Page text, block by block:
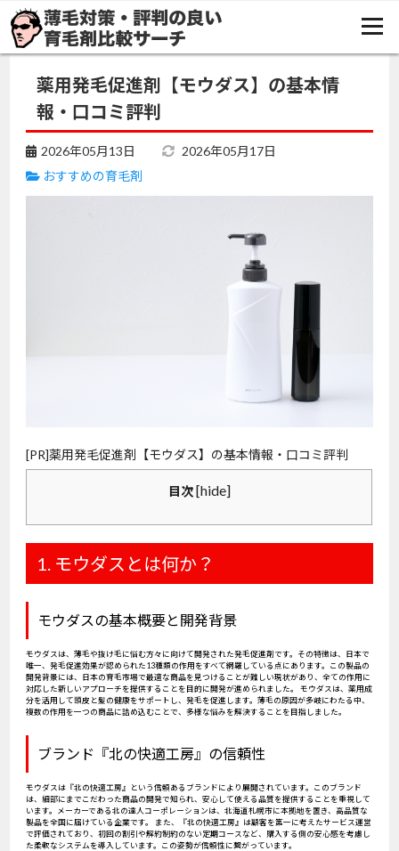
TOP
おすすめの育毛剤
薬用発毛促進剤【モウダス】の基本情報・口コミ評判
薬用発毛促進剤【モウダス】の基本情
報・口コミ評判
2026年05月13日
2026年05月17日
おすすめの育毛剤
[PR]薬用発毛促進剤【モウダス】の基本情報・口コミ評判
目次[hide]
1. モウダスとは何か？
モウダスの基本概要と開発背景
モウダスは、薄毛や抜け毛に悩む方々に向けて開発された発毛促進剤です。その特徴は、日本で
唯一、発毛促進効果が認められた13種類の作用をすべて網羅している点にあります。この製品の
開発背景には、日本の育毛市場で最適な商品を見つけることが難しい現状があり、全ての作用に
対応した新しいアプローチを提供することを目的に開発が進められました。 モウダスは、薬用成
分を活用して頭皮と髪の健康をサポートし、発毛を促進します。薄毛の原因が多岐にわたる中、
複数の作用を一つの商品に詰め込むことで、多様な悩みを解決することを目指しました。
ブランド『北の快適工房』の信頼性
モウダスは『北の快適工房』という信頼あるブランドにより展開されています。このブランド
は、細部にまでこだわった商品の開発で知られ、安心して使える品質を提供することを重視して
います。メーカーである北の達人コーポレーションは、北海道札幌市に本拠地を置き、高品質な
製品を全国に届けている企業です。 また、『北の快適工房』は顧客を第一に考えたサービス運営
で評価されており、初回の割引や解約制約のない定期コースなど、購入する側の安心感を考慮し
た柔軟なシステムを導入しています。この姿勢が信頼性に繋がっています。